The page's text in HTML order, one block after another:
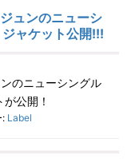
ュンのニューシ
ャケット公開!!!
のニューシングル
公開！
: Label